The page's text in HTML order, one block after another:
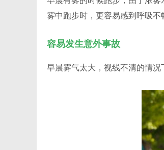
雾中跑步时，更容易感到呼吸不
容易发生意外事故
早晨雾气太大，视线不清的情况